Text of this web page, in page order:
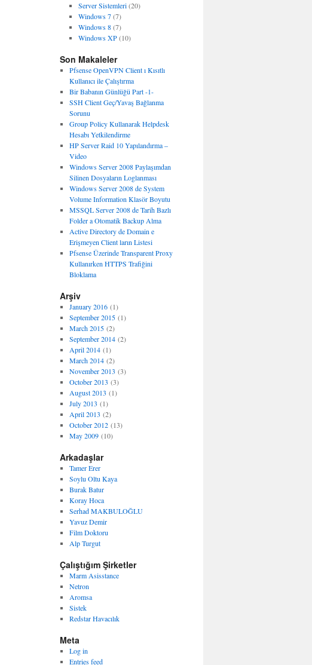
Server Sistemleri(20)
Windows 7(7)
Windows 8(7)
Windows XP(10)
Son Makaleler
Pfsense OpenVPN Client ı Kısıtlı
Kullanıcı ile Çalıştırma
Bir Babanın Günlüğü Part -1-
SSH Client Geç/Yavaş Bağlanma
Sorunu
Group Policy Kullanarak Helpdesk
Hesabı Yetkilendirme
HP Server Raid 10 Yapılandırma –
Video
Windows Server 2008 Paylaşımdan
Silinen Dosyaların Loglanması
Windows Server 2008 de System
Volume Information Klasör Boyutu
MSSQL Server 2008 de Tarih Bazlı
Folder a Otomatik Backup Alma
Active Directory de Domain e
Erişmeyen Client ların Listesi
Pfsense Üzerinde Transparent Proxy
Kullanırken HTTPS Trafiğini
Bloklama
Arşiv
January 2016(1)
September 2015(1)
March 2015(2)
September 2014(2)
April 2014(1)
March 2014(2)
November 2013 (3)
October 2013 (3)
August 2013 (1)
July 2013 (1)
April 2013 (2)
October 2012(13)
May 2009(10)
Arkadaşlar
Tamer Erer
Soylu Oltu Kaya
Burak Batur
Koray Hoca
Serhad MAKBULOĞLU
Yavuz Demir
Film Doktoru
Alp Turgut
Çalıştığım Şirketler
Marm Asisstance
Netron
Aromsa
Sistek
Redstar Havacılık
Meta
Log in
Entries feed